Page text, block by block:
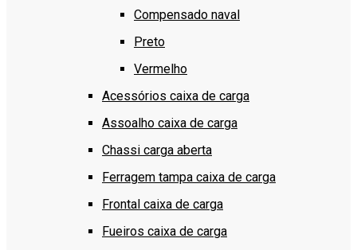
Compensado naval
Preto
Vermelho
Acessórios caixa de carga
Assoalho caixa de carga
Chassi carga aberta
Ferragem tampa caixa de carga
Frontal caixa de carga
Fueiros caixa de carga